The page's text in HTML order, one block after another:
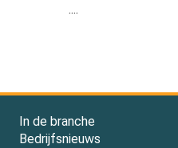
....
In de branche
Bedrijfsnieuws